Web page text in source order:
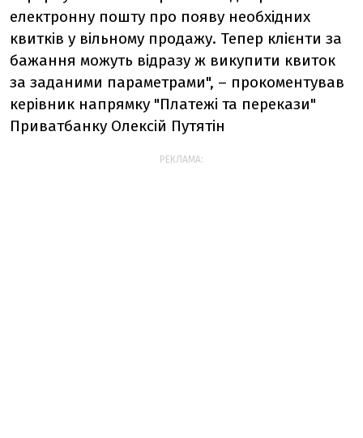
електронну пошту про появу необхідних
квитків у вільному продажу. Тепер клієнти за
бажання можуть відразу ж викупити квиток
за заданими параметрами", – прокоментував
керівник напрямку "Платежі та перекази"
Приватбанку Олексій Путятін
РЕКЛАМА: